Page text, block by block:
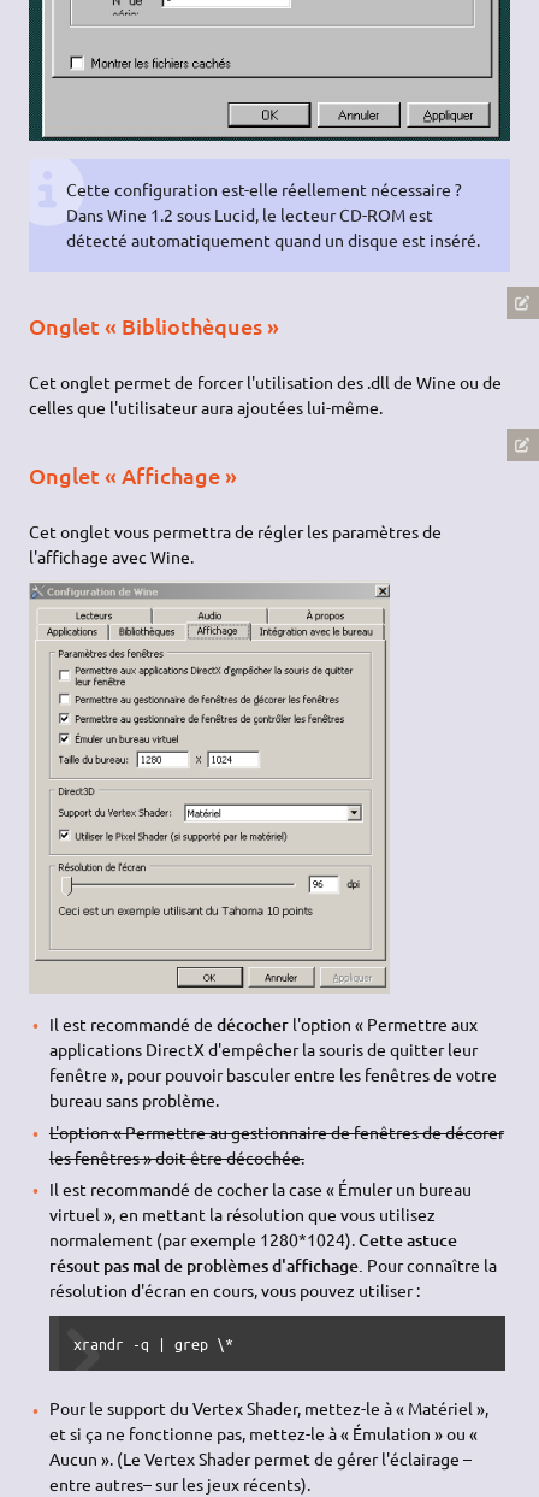
Cette configuration est-elle réellement nécessaire ?
Dans Wine 1.2 sous Lucid, le lecteur CD-ROM est
détecté automatiquement quand un disque est inséré.
Onglet « Bibliothèques »
Cet onglet permet de forcer l'utilisation des .dll de Wine ou de
celles que l'utilisateur aura ajoutées lui-même.
Onglet « Affichage »
Cet onglet vous permettra de régler les paramètres de
l'affichage avec Wine.
Il est recommandé de décocherl'option « Permettre aux
applications DirectX d'empêcher la souris de quitter leur
fenêtre », pour pouvoir basculer entre les fenêtres de votre
bureau sans problème.
L'option « Permettre au gestionnaire de fenêtres de décorer
les fenêtres » doit être décochée.
Il est recommandé de cocher la case « Émuler un bureau
virtuel », en mettant la résolution que vous utilisez
normalement (par exemple 1280*1024).Cette astuce
résout pas mal de problèmes d'affichage. Pour connaître la
résolution d'écran en cours, vous pouvez utiliser :
xrandr -q | grep \*
Pour le support du Vertex Shader, mettez-le à « Matériel »,
et si ça ne fonctionne pas, mettez-le à « Émulation » ou «
Aucun ». (Le Vertex Shader permet de gérer l'éclairage –
entre autres– sur les jeux récents).